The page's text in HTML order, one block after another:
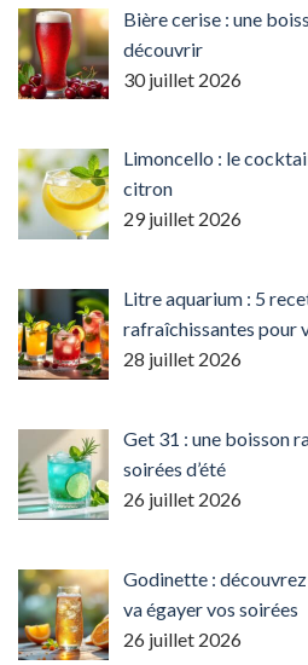
Bière cerise : une
découvrir
30 juillet 2026
Limoncello : le
citron
29 juillet 2026
Litre aquarium : 5
rafraîchissantes pour
28 juillet 2026
Get 31 : une boisson
soirées d’été
26 juillet 2026
Godinette :
va égayer vos soirées
26 juillet 2026